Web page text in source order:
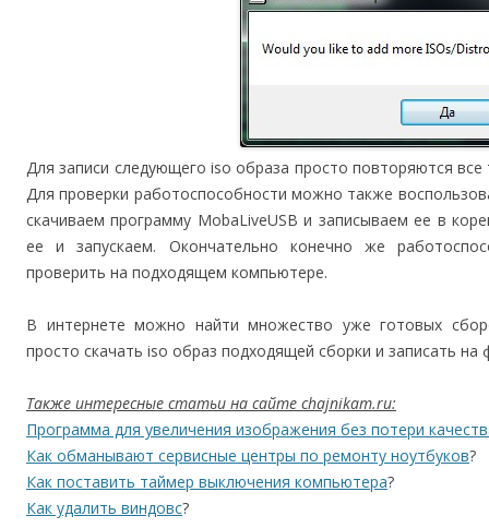
Для записи следующего iso образа просто повторяются
Для проверки работоспособности можно также
скачиваем программу MobaLiveUSB и записываем ее в
ее и запускаем. Окончательно конечно же
проверить на подходящем компьютере.
В интернете можно найти множество уже готовых
просто скачать iso образ подходящей сборки и записать на
Также интересные статьи на сайте chajnikam.ru:
Программа для увеличения изображения без потери
Как обманывают сервисные центры по ремонту ноутбуков?
Как поставить таймер выключения компьютера?
Как удалить виндовс?